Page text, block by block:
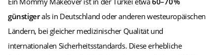
günstigerals in Deutschland oder anderen westeuropäischen
Ländern, bei gleicher medizinischer Qualität und
internationalen Sicherheitsstandards. Diese erhebliche